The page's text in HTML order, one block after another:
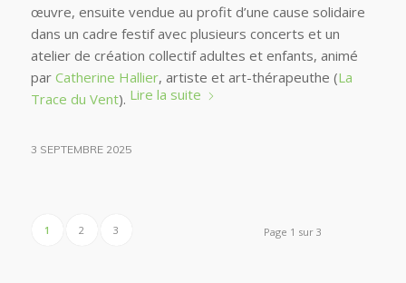
œuvre, ensuite vendue au profit d’une cause solidaire
dans un cadre festif avec plusieurs concerts et un
atelier de création collectif adultes et enfants, animé
par Catherine Hallier, artiste et art-thérapeuthe (La
Trace du Vent). Lire la suite
3 SEPTEMBRE 2025
Page 1 sur 3
1 2 3